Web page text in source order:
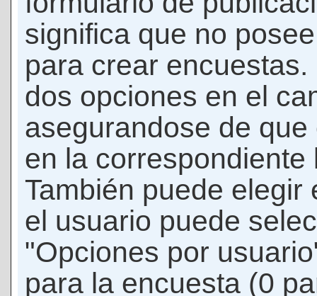
significa que no
para crear
dos opciones en el
asegurandose de
en la
También puede
el usuario puede
"Opciones por
para la encuesta (0